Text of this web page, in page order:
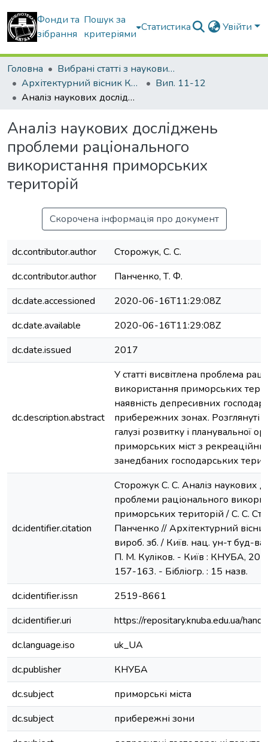
Фонди та
зібрання
Пошук за
критеріями
Статистика Увійти
Головна
Вибрані статті з наукових збірників КНУБА
Архітектурний вісник КНУБА
Вип. 11-12
Аналіз наукових досліджень проблеми раціонального використання приморських територій
Аналіз наукових досліджень
проблеми раціонального
використання приморських
територій
Скорочена інформація про документ
dc.contributor.author
Сторожук, С. С.
dc.contributor.author
Панченко, Т. Ф.
dc.date.accessioned
2020-06-16T11:29:08Z
dc.date.available
2020-06-16T11:29:08Z
dc.date.issued
2017
dc.description.abstract
У статті висвітлена проблема
використання приморських
наявність депресивних
прибережних зонах. Розглянуті
галузі розвитку і планувальної
приморських міст з
занедбаних господарських
dc.identifier.citation
Сторожук С. С. Аналіз наукових
проблеми раціонального
приморських територій / С. С.
Панченко // Архітектурний
вироб. зб. / Київ. нац. ун-т буд-ва
П. М. Куліков. - Київ : КНУБА,
157-163. - Бібліогр. : 15 назв.
dc.identifier.issn
2519-8661
dc.identifier.uri
https://repositary.knuba.edu.ua/
dc.language.iso
uk_UA
dc.publisher
КНУБА
dc.subject
приморські міста
dc.subject
прибережні зони